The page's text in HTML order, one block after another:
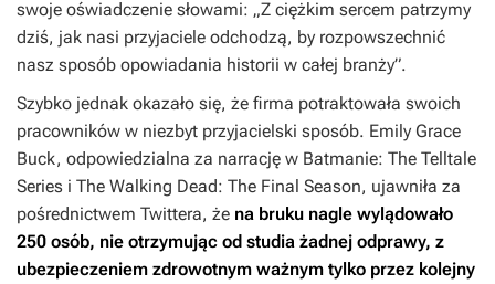
swoje oświadczenie słowami: „Z ciężkim sercem patrzymy
dziś, jak nasi przyjaciele odchodzą, by rozpowszechnić
nasz sposób opowiadania historii w całej branży”.
Szybko jednak okazało się, że firma potraktowała swoich
pracowników w niezbyt przyjacielski sposób. Emily Grace
Buck, odpowiedzialna za narrację w Batmanie: The Telltale
Series i The Walking Dead: The Final Season, ujawniła za
pośrednictwem Twittera, że na bruku nagle wylądowało
250 osób, nie otrzymując od studia żadnej odprawy, z
ubezpieczeniem zdrowotnym ważnym tylko przez kolejny